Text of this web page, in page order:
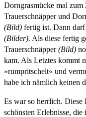
Dorngrasmücke mal
Trauerschnäpper und
(Bild) fertig ist. Dann
(Bilder). Als diese fertig
Trauerschnäpper(Bild)
kam. Als Letztes kommt
»rumpritschelt« und
habe ich nämlich keinen
Es war so herrlich. Diese
schönsten Erlebnisse,